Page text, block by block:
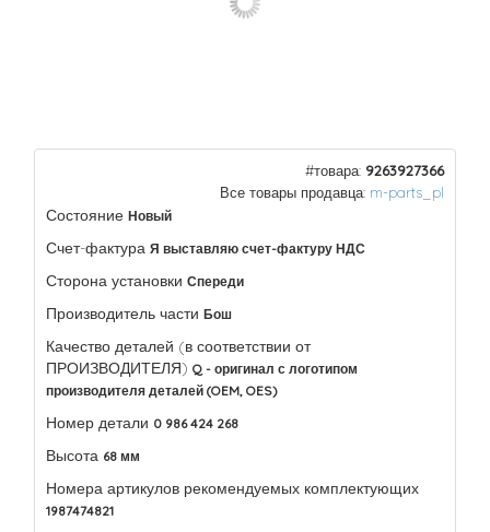
#товара: 9263927366
Все товары продавца: m-parts_pl
Состояние Новый
Счет-фактура Я выставляю счет-фактуру НДС
Сторона установки Спереди
Производитель части Бош
Качество деталей (в соответствии от
ПРОИЗВОДИТЕЛЯ) Q - оригинал с логотипом
производителя деталей (OEM, OES)
Номер детали 0 986 424 268
Высота 68 мм
Номера артикулов рекомендуемых комплектующих
1987474821